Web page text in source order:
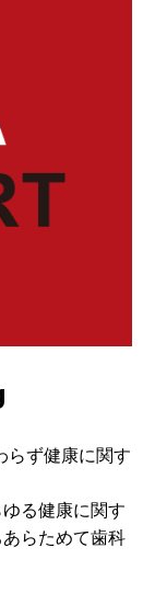
らず健康に関す
る健康に関す
らためて歯科